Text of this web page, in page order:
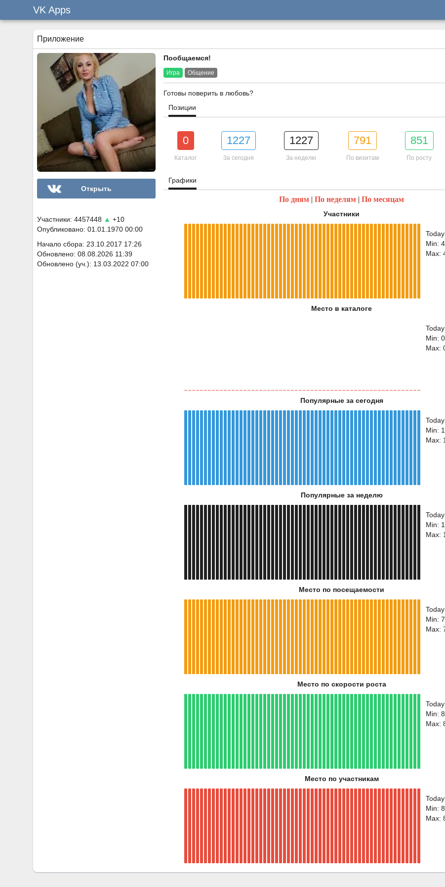
VK Apps
Приложение
Открыть
Участники: 4457448 ▲ +10
Опубликовано: 01.01.1970 00:00
Начало сбора: 23.10.2017 17:26
Обновлено: 08.08.2026 11:39
Обновлено (уч.): 13.03.2022 07:00
Пообщаемся!
Игра Общение
Готовы поверить в любовь?
Позиции
0
Каталог
1227
За сегодня
1227
За неделю
791
По визитам
851
По росту
Графики
По дням |По неделям |По месяцам
Участники
Min:
Max:
Место в каталоге
Min: 0
Max:
Популярные за сегодня
Min:
Max:
Популярные за неделю
Min:
Max:
Место по посещаемости
Min:
Max:
Место по скорости роста
Min:
Max:
Место по участникам
Min:
Max: